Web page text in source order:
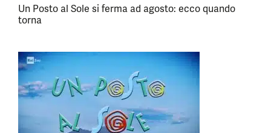
Un Posto al Sole si ferma ad agosto: ecco quando
torna